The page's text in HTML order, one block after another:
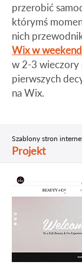
przerobić
którymś
nich
Wix w weekend
w 2-3 wieczory
pierwszych
na Wix.
Szablony stron
Projekt